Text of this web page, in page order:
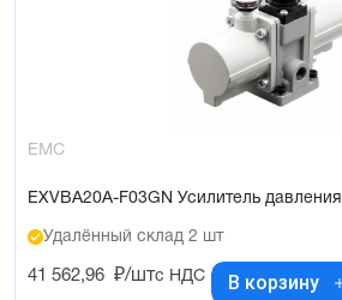
EMC
EXVBA20A-F03GN Усилитель давления
Удалённый склад 2 шт
41 562,96 ₽/штс НДС В корзину